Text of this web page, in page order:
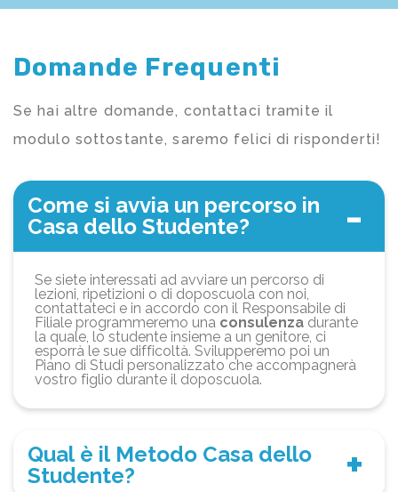
Domande Frequenti
Se hai altre domande, contattaci tramite il
modulo sottostante, saremo felici di risponderti!
Come si avvia un percorso in
Casa dello Studente?
Se siete interessati ad avviare un percorso di
lezioni, ripetizioni o di doposcuola con noi,
contattateci e in accordo con il Responsabile di
Filiale programmeremo una consulenza durante
la quale, lo studente insieme a un genitore, ci
esporrà le sue difficoltà. Svilupperemo poi un
Piano di Studi personalizzato che accompagnerà
vostro figlio durante il doposcuola.
Qual è il Metodo Casa dello
Studente?